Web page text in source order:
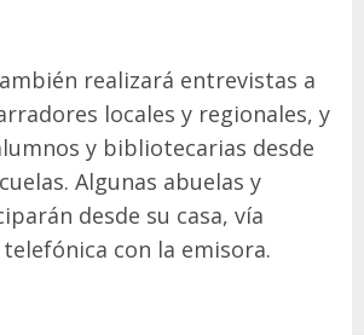
realizará entrevistas a
locales y regionales, y
y bibliotecarias desde
Algunas abuelas y
desde su casa, vía
con la emisora.